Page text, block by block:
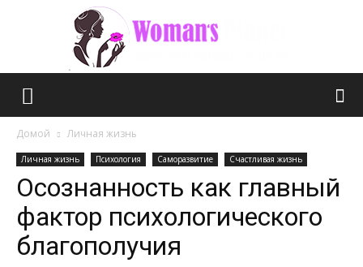
Домой Личная жизнь
Личная жизнь Психология Саморазвитие Счастливая жизнь
Осознанность как главный
фактор психологического
благополучия